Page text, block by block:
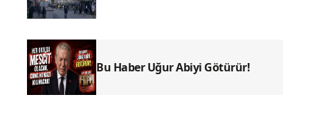
Bu Haber Uğur Abiyi Götürür!